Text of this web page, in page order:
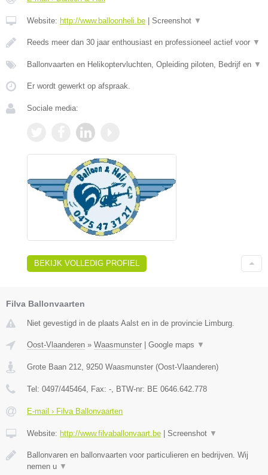
Website: http://www.balloonheli.be | Screenshot ▼
Reeds meer dan 30 jaar enthousiast en professioneel actief voor ▼
Ballonvaarten en Helikoptervluchten, Opleiding piloten, Bedrijf en ▼
Er wordt gewerkt op afspraak.
Sociale media:
BEKIJK VOLLEDIG PROFIEL
Filva Ballonvaarten
Niet gevestigd in de plaats Aalst en in de provincie Limburg.
Oost-Vlaanderen » Waasmunster | Google maps ▼
Grote Baan 212 9250 Waasmunster (Oost-Vlaanderen)
Tel: 0497/445464 , Fax: - , BTW-nr: BE 0646.642.778
E-mail › Filva Ballonvaarten
Website: http://www.filvaballonvaart.be | Screenshot ▼
Ballonvaren en ballonvaarten voor particulieren en bedrijven. Wij
nemen u ▼